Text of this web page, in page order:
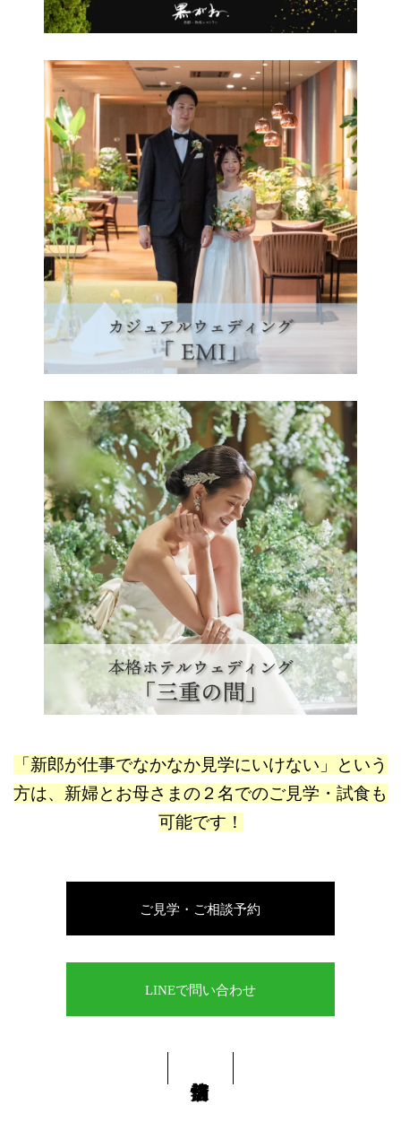
「新郎が仕事でなかなか見学にいけない」という
方は、 新婦とお母さまの２名でのご見学・試食も
可能です！
ご見学・ご相談予約
LINEで問い合わせ